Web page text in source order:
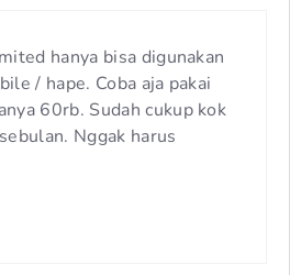
hanya bisa digunakan
/ hape. Coba aja pakai
60rb. Sudah cukup kok
Nggak harus